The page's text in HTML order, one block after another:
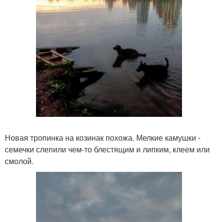
Новая тропинка на козинак похожа. Мелкие камушки -
семечки слепили чем-то блестящим и липким, клеем или
смолой.